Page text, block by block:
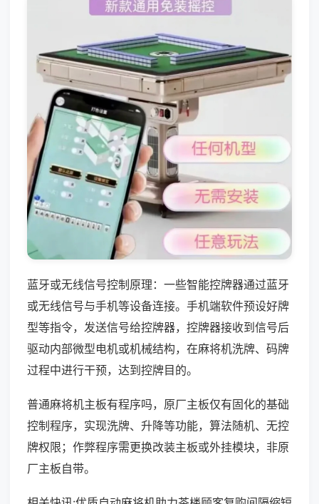
蓝牙或无线信号控制原理：一些智能控牌器通过蓝牙
或无线信号与手机等设备连接。手机端软件预设好牌
型等指令，发送信号给控牌器，控牌器接收到信号后
驱动内部微型电机或机械结构，在麻将机洗牌、码牌
过程中进行干预，达到控牌目的。
普通麻将机主板有程序吗，原厂主板仅有固化的基础
控制程序，实现洗牌、升降等功能，算法随机、无控
牌权限；作弊程序需更换改装主板或外挂模块，非原
厂主板自带。